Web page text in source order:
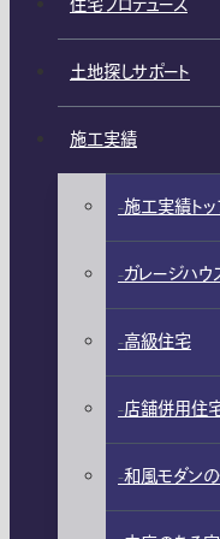
土地探しサポート
施工実績
施工実績ト
ガレージハウ
高級住宅
店舗併用住
和風モダン